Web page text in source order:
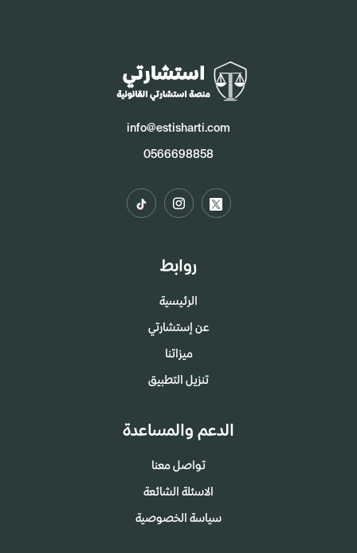
info@estisharti.com
0566698858
روابط
الرئيسية
عن إستشارتي
ميزاتنا
تنزيل التطبيق
الدعم والمساعدة
تواصل معنا
الاسئلة الشائعة
سياسة الخصوصية